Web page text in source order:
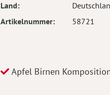
Land
Artikelnummer
58721
Apfel Birnen